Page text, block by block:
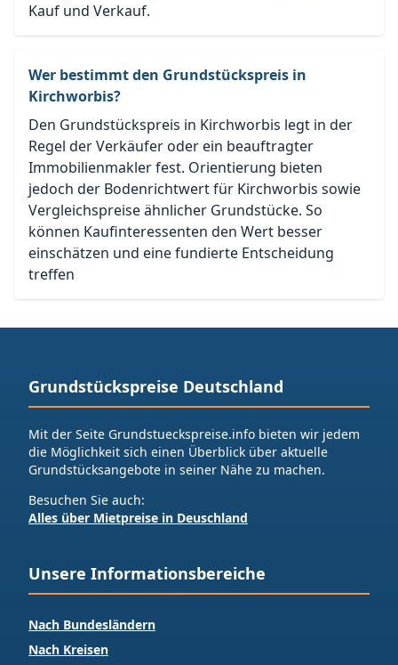
Kauf und Verkauf.
Wer bestimmt den Grundstückspreis in
Kirchworbis?
Den Grundstückspreis in Kirchworbis legt in der
Regel der Verkäufer oder ein beauftragter
Immobilienmakler fest. Orientierung bieten
jedoch der Bodenrichtwert für Kirchworbis sowie
Vergleichspreise ähnlicher Grundstücke. So
können Kaufinteressenten den Wert besser
einschätzen und eine fundierte Entscheidung
treffen
Grundstückspreise Deutschland
Mit der Seite Grundstueckspreise.info bieten wir jedem
die Möglichkeit sich einen Überblick über aktuelle
Grundstücksangebote in seiner Nähe zu machen.
Besuchen Sie auch:
Alles über Mietpreise in Deuschland
Unsere Informationsbereiche
Nach Bundesländern
Nach Kreisen